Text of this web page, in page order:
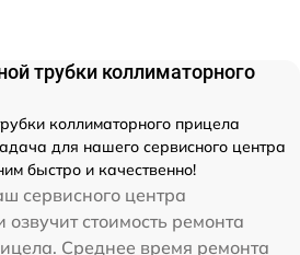
трубки коллиматорного
коллиматорного прицела
для нашего сервисного центра
быстро и качественно!
сервисного центра
озвучит стоимость ремонта
Среднее время ремонта